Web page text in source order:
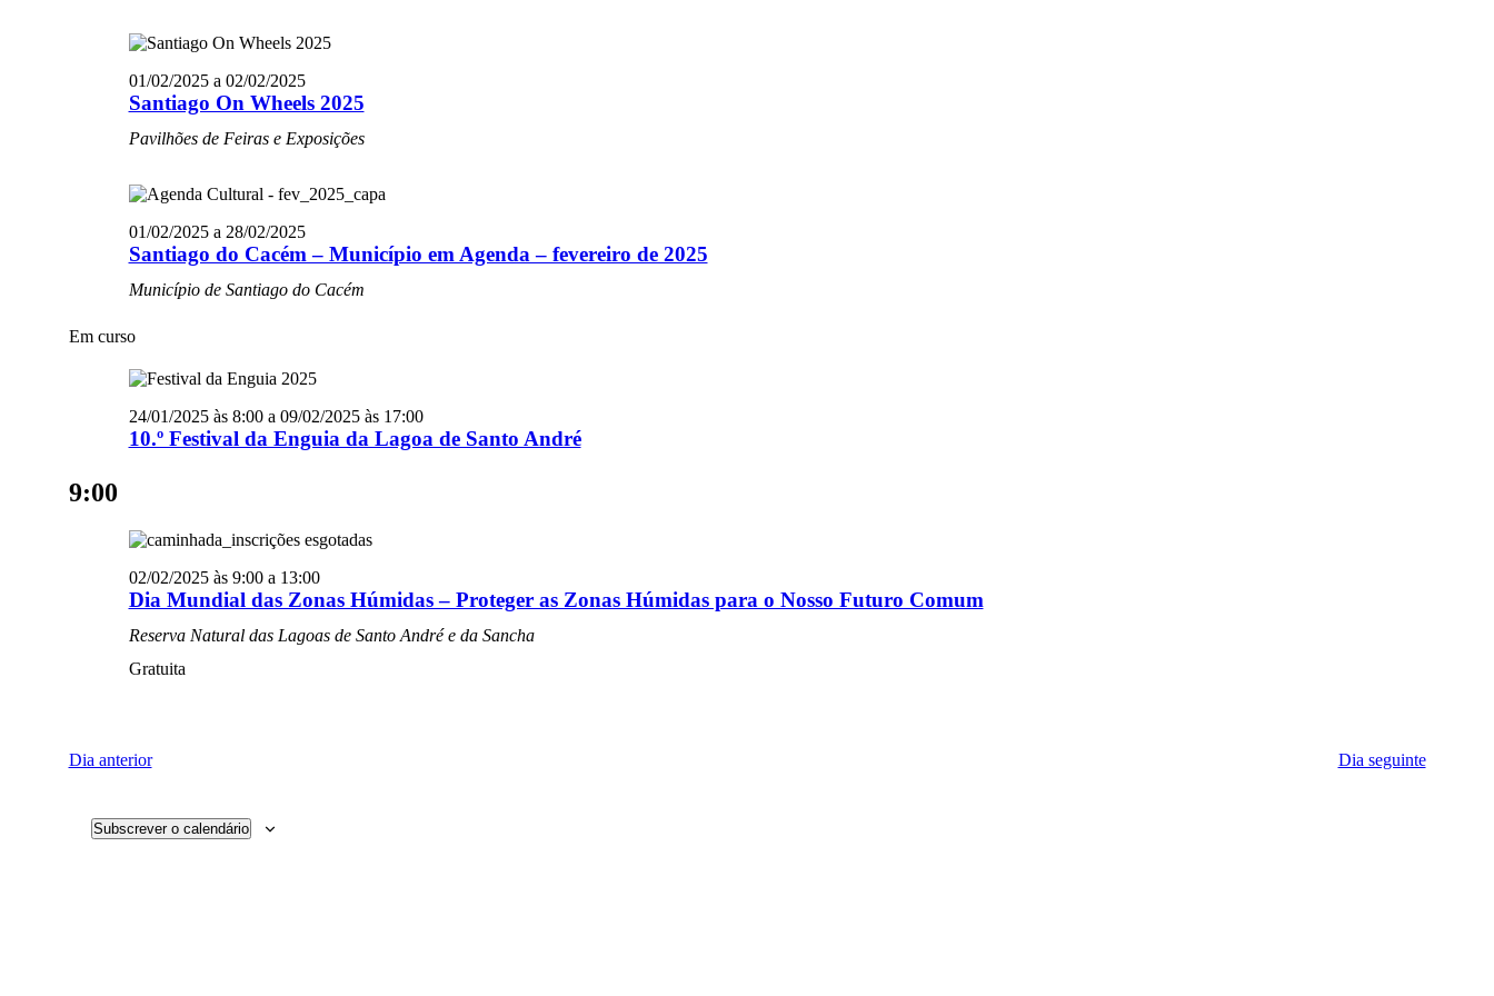
Santiago On Wheels 2025
01/02/2025a 02/02/2025
Pavilhões de Feiras e Exposições
Santiago do Cacém – Município em Agenda – fevereiro de 2025
01/02/2025a 28/02/2025
Município de Santiago do Cacém
Em curso
10.º Festival da Enguia da Lagoa de Santo André
24/01/2025 às 8:00a 09/02/2025 às 17:00
9:00
Dia Mundial das Zonas Húmidas – Proteger as Zonas Húmidas para o Nosso Futuro Comum
02/02/2025 às 9:00a 13:00
Reserva Natural das Lagoas de Santo André e da Sancha
Gratuita
Dia anterior Dia seguinte
Subscrever o calendário